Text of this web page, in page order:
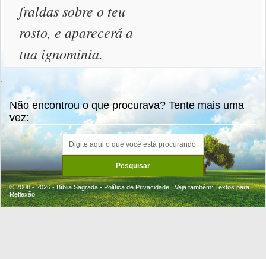
fraldas sobre o teu
rosto, e aparecerá a
tua ignominia.
.
Não encontrou o que procurava? Tente mais uma
vez:
© 2008 - 2026 - Bíblia Sagrada -Política de Privacidade | Veja também:Textos para
Reflexão